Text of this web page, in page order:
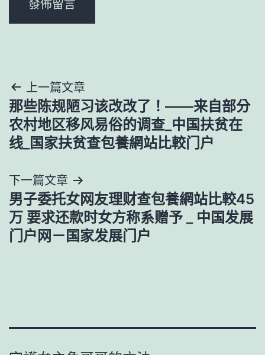
文
章
導
覽
上一篇文章
那些陈规陋习该改改了！——来自部分
农村地区移风易俗的调查_中国扶贫在
线_国家扶贫查包養網站比較门户
下一篇文章
男子委托女网友理财查包養網站比較45
万 要求还款时女方称系赠予 _ 中国发展
门户网－国家发展门户